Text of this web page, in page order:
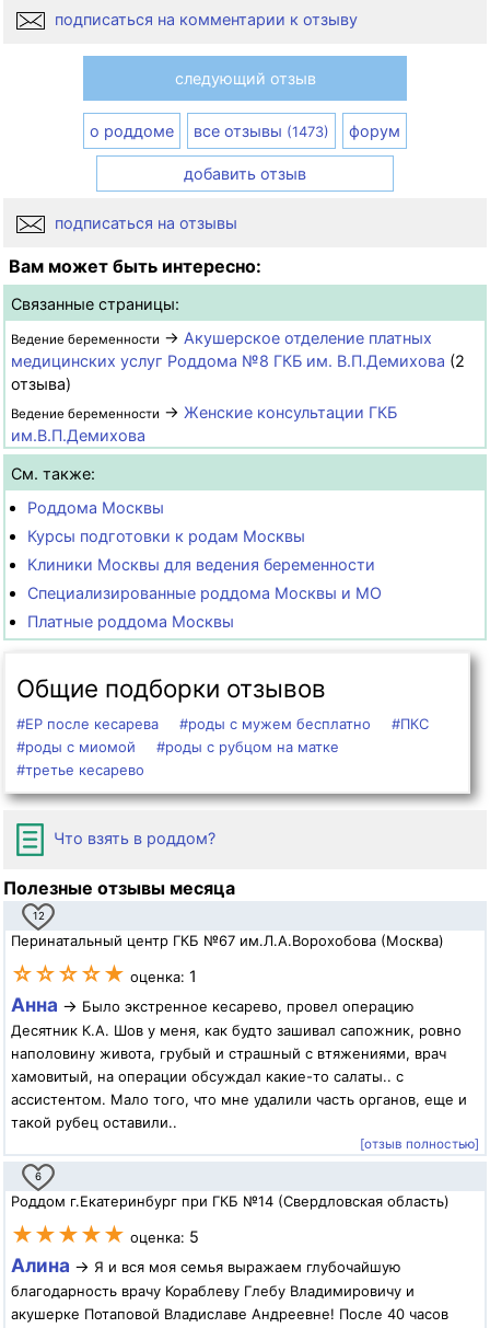
подписаться на комментарии к отзыву
следующий отзыв
о роддоме все отзывы (1473) форум
добавить отзыв
подписаться на отзывы
Вам может быть интересно:
Связанные страницы:
Ведение беременности → Акушерское отделение платных
медицинских услуг Роддома №8 ГКБ им. В.П.Демихова (2
отзыва)
Ведение беременности → Женские консультации ГКБ
им.В.П.Демихова
См. также:
Роддома Москвы
Курсы подготовки к родам Москвы
Клиники Москвы для ведения беременности
Специализированные роддома Москвы и МО
Платные роддома Москвы
Общие подборки отзывов
#ЕР после кесарева #роды с мужем бесплатно
#ПКС
#роды с миомой
#роды с рубцом на матке
#третье кесарево
Что взять в роддом?
Полезные отзывы месяца
12
Перинатальный центр ГКБ №67 им.Л.А.Ворохобова (Москва)
☆☆☆☆★ оценка: 1
Анна → Было экстренное кесарево, провел операцию
Десятник К.А. Шов у меня, как будто зашивал сапожник, ровно
наполовину живота, грубый и страшный с втяжениями, врач
хамовитый, на операции обсуждал какие-то салаты.. с
ассистентом. Мало того, что мне удалили часть органов, еще и
такой рубец оставили..
[отзыв полностью]
6
Роддом г.Екатеринбург при ГКБ №14 (Свердловская область)
★★★★★ оценка: 5
Алина → Я и вся моя семья выражаем глубочайшую
благодарность врачу Кораблеву Глебу Владимировичу и
акушерке Потаповой Владиславе Андреевне! После 40 часов